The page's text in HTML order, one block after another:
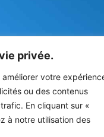
privée.
votre
ou des contenus
En cliquant sur «
à notre utilisation des